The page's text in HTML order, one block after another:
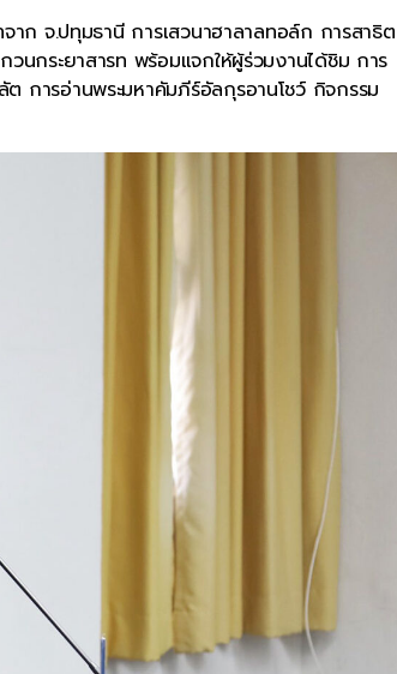
ก จ.ปทุมธานี การเสวนาฮาลาลทอล์ก การสาธิต
กระยาสารท พร้อมแจกให้ผู้ร่วมงานได้ชิม การ
ารอ่านพระมหาคัมภีร์อัลกุรอานโชว์ กิจกรรม